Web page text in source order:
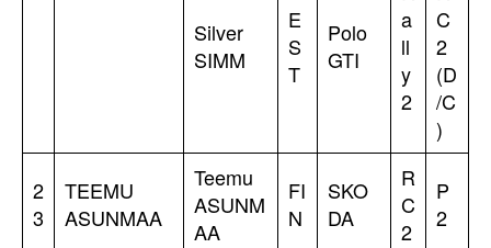
Silver
SIMM
E
S
T
Polo
GTI
a
ll
y
2
C
2
(D
/C
)
2
3
TEEMU
ASUNMAA
Teemu
ASUNM
AA
FI
N
SKO
DA
R
C
2
P
2